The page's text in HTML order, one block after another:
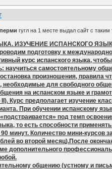
гугл на 1 месте выдал сайт с таким
ИЗУЧЕНИЕ ИСПАНСКОГО ЯЗЫКА
подготовку к
курс испанского языка, чтобы
научиться самостоятельному
произношения, правила
необходимые для свободного
на испанском языке и
Курс предполагает изучение
При обучении испанскому
под темп
то есть способности
минут. Количество мини-курсов
во второй месяц).После
дополнительного
общению (устному и